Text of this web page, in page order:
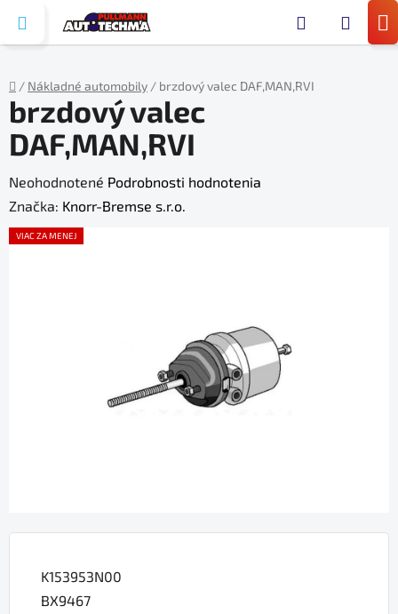
obsah
Domov
/ Nákladné automobily / brzdový valec DAF,MAN,RVI
K153953N00
BX9467
brzdový valec
DAF,MAN,RVI
Priemerné
hodnotenie
produktu
Neohodnotené Podrobnosti hodnotenia
Značka: Knorr-Bremse s.r.o.
VIAC ZA MENEJ